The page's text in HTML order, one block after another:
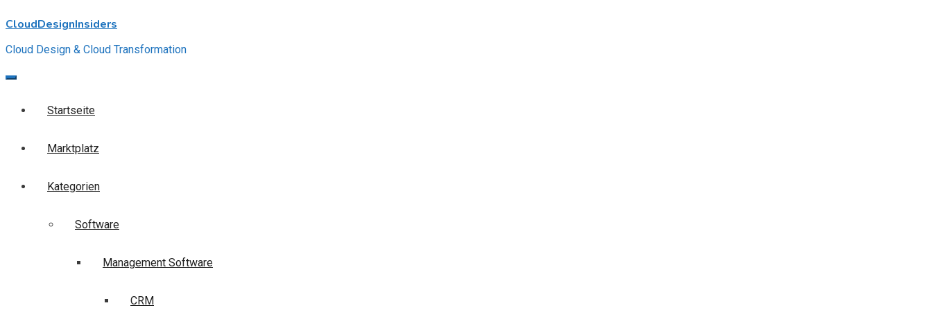
to
CloudDesignInsiders
Cloud Design & Cloud Transformation
Startseite
Marktplatz
Kategorien
Software
Management Software
CRM